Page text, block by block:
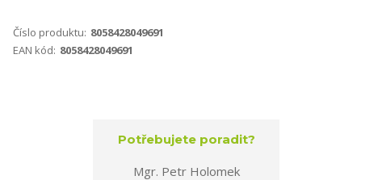
Číslo produktu: 8058428049691
EAN kód: 8058428049691
Potřebujete poradit?
Mgr. Petr Holomek